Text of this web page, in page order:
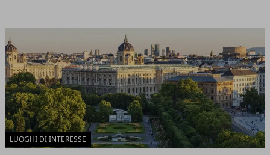
LUOGHI DI INTERESSE